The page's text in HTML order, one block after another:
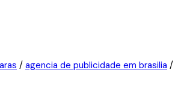
/ agencia de publicidade em brasilia /